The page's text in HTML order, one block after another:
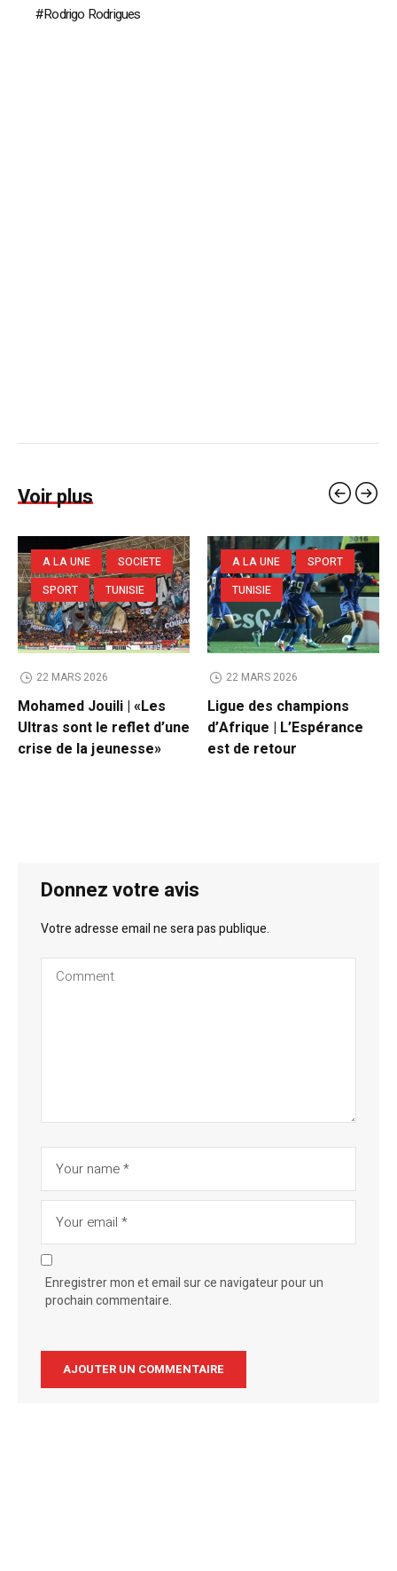
Rodrigo Rodrigues
Voir plus
A LA UNE
SOCIETE
SPORT
TUNISIE
22 MARS 2026
Mohamed Jouili |​ «Les
Ultras sont le reflet d’une
crise de la jeunesse»
A LA UNE
SPORT
TUNISIE
22 MARS 2026
Ligue des champions
d’Afrique | L’Espérance
est de retour
Donnez votre avis
Votre adresse email ne sera pas publique.
Enregistrer mon et email sur ce navigateur pour un
prochain commentaire.